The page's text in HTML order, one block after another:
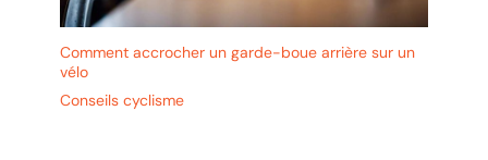
Comment accrocher un garde-boue arrière sur un
vélo
Conseils cyclisme